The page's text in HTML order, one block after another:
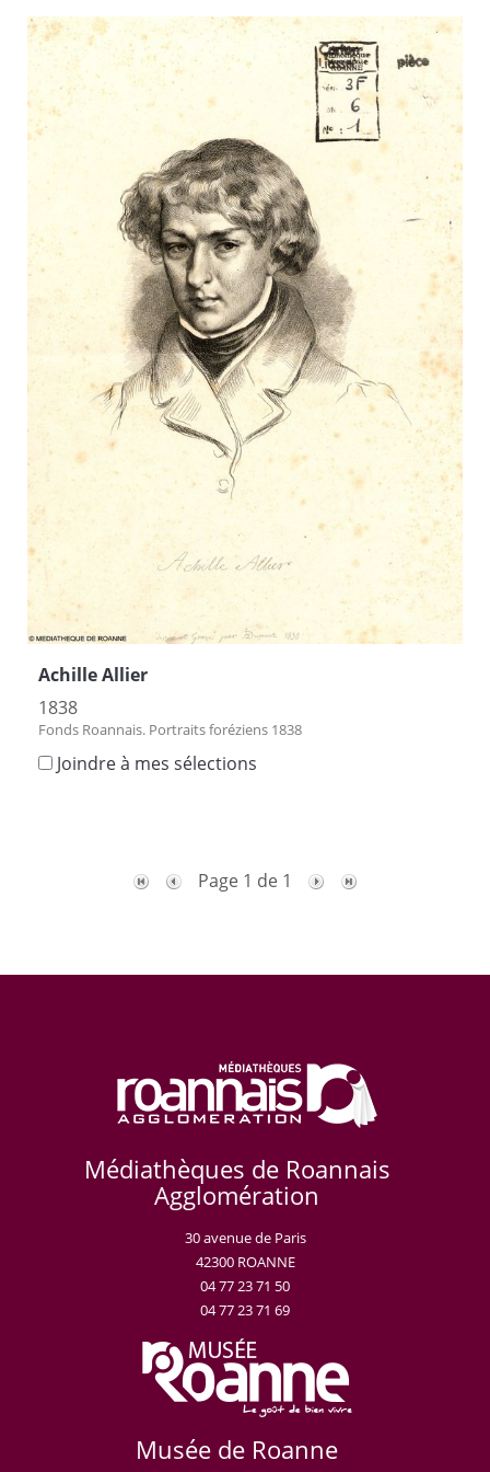
Achille Allier
1838
Fonds Roannais. Portraits foréziens 1838
Joindre à mes sélections
Page 1 de 1
Médiathèques de Roannais
Agglomération
30 avenue de Paris
42300 ROANNE
04 77 23 71 50
04 77 23 71 69
Musée de Roanne